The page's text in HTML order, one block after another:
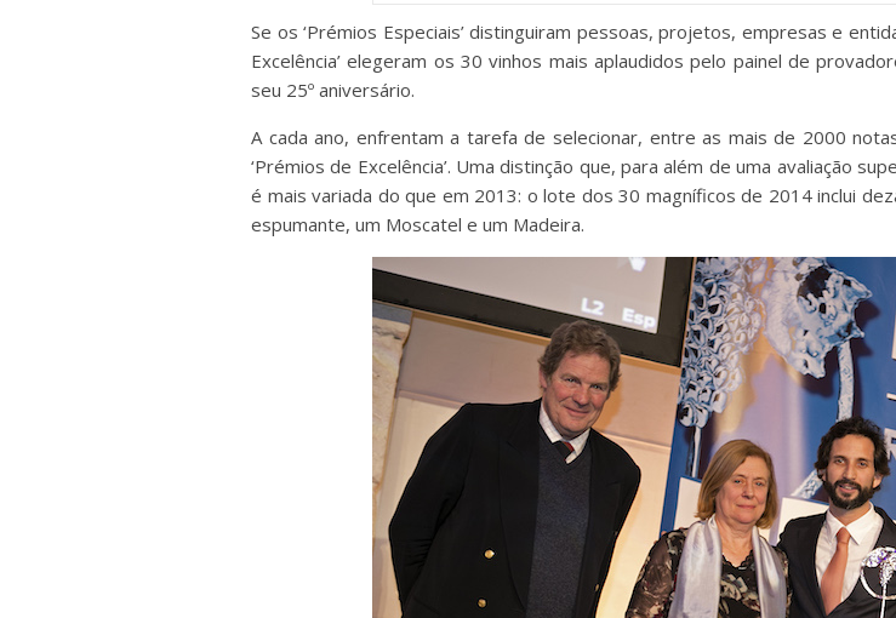
Se os ‘Prémios Especiais’ distinguiram pessoas, projetos, empresas e
Excelência’ elegeram os 30 vinhos mais aplaudidos pelo painel de
seu 25º aniversário.
A cada ano, enfrentam a tarefa de selecionar, entre as mais de 2000
‘Prémios de Excelência’. Uma distinção que, para além de uma avaliação
é mais variada do que em 2013: o lote dos 30 magníficos de 2014 inclui
espumante, um Moscatel e um Madeira.